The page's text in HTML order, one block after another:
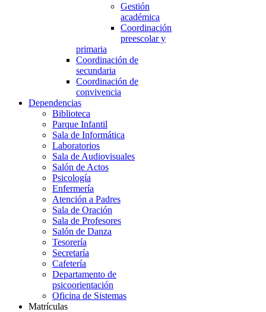
Gestión
académica
Coordinación
preescolar y
primaria
Coordinación de
secundaria
Coordinación de
convivencia
Dependencias
Biblioteca
Parque Infantil
Sala de Informática
Laboratorios
Sala de Audiovisuales
Salón de Actos
Psicología
Enfermería
Atención a Padres
Sala de Oración
Sala de Profesores
Salón de Danza
Tesorería
Secretaría
Cafetería
Departamento de
psicoorientación
Oficina de Sistemas
Matrículas